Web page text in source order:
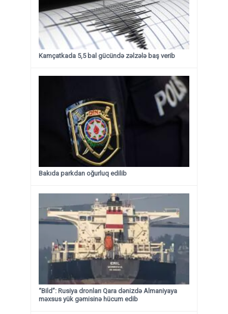
Kamçatkada 5,5 bal gücündə zəlzələ baş verib
Bakıda parkdan oğurluq edilib
“Bild”: Rusiya dronları Qara dənizdə Almaniyaya
məxsus yük gəmisinə hücum edib